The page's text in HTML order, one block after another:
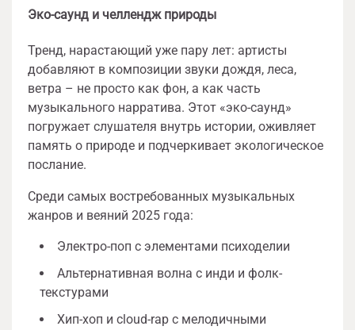
Эко-саунд и челлендж природы
Тренд, нарастающий уже пару лет: артисты
добавляют в композиции звуки дождя, леса,
ветра – не просто как фон, а как часть
музыкального нарратива. Этот «эко-саунд»
погружает слушателя внутрь истории, оживляет
память о природе и подчеркивает экологическое
послание.
Среди самых востребованных музыкальных
жанров и веяний 2025 года:
Электро-поп с элементами психоделии
Альтернативная волна с инди и фолк-
текстурами
Хип-хоп и cloud-rap с мелодичными